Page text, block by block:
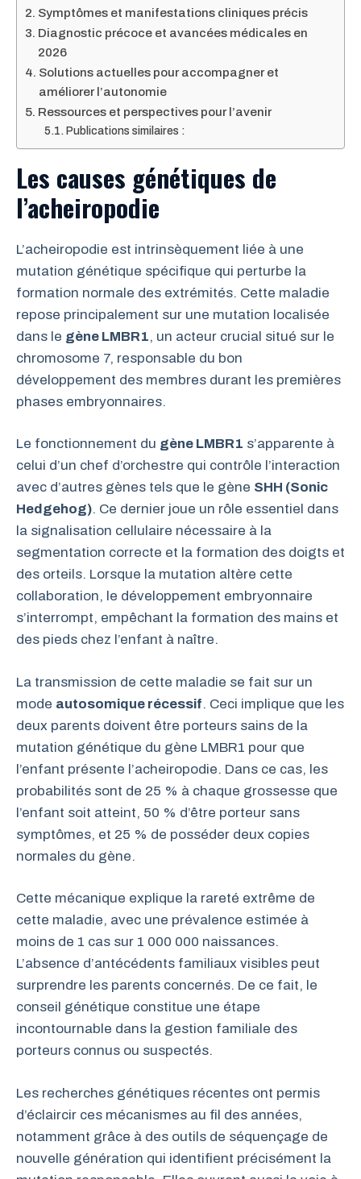
Symptômes et manifestations cliniques précis
Diagnostic précoce et avancées médicales en
2026
Solutions actuelles pour accompagner et
améliorer l’autonomie
Ressources et perspectives pour l’avenir
Publications similaires :
Les causes génétiques de
l’acheiropodie
L’acheiropodie est intrinsèquement liée à une
mutation génétique spécifique qui perturbe la
formation normale des extrémités. Cette maladie
repose principalement sur une mutation localisée
dans le gène LMBR1, un acteur crucial situé sur le
chromosome 7, responsable du bon
développement des membres durant les premières
phases embryonnaires.
Le fonctionnement du gène LMBR1 s’apparente à
celui d’un chef d’orchestre qui contrôle l’interaction
avec d’autres gènes tels que le gène SHH (Sonic
Hedgehog). Ce dernier joue un rôle essentiel dans
la signalisation cellulaire nécessaire à la
segmentation correcte et la formation des doigts et
des orteils. Lorsque la mutation altère cette
collaboration, le développement embryonnaire
s’interrompt, empêchant la formation des mains et
des pieds chez l’enfant à naître.
La transmission de cette maladie se fait sur un
mode autosomique récessif. Ceci implique que les
deux parents doivent être porteurs sains de la
mutation génétique du gène LMBR1 pour que
l’enfant présente l’acheiropodie. Dans ce cas, les
probabilités sont de 25 % à chaque grossesse que
l’enfant soit atteint, 50 % d’être porteur sans
symptômes, et 25 % de posséder deux copies
normales du gène.
Cette mécanique explique la rareté extrême de
cette maladie, avec une prévalence estimée à
moins de 1 cas sur 1 000 000 naissances.
L’absence d’antécédents familiaux visibles peut
surprendre les parents concernés. De ce fait, le
conseil génétique constitue une étape
incontournable dans la gestion familiale des
porteurs connus ou suspectés.
Les recherches génétiques récentes ont permis
d’éclaircir ces mécanismes au fil des années,
notamment grâce à des outils de séquençage de
nouvelle génération qui identifient précisément la